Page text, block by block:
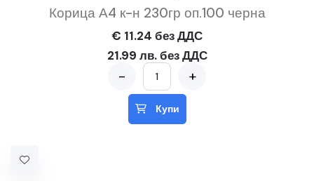
Корица А4 к-н 230гр оп.100 черна
€ 11.24 без ДДС
21.99 лв. без ДДС
- +
Купи